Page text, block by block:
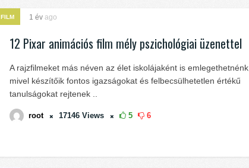
FILM 1 év ago
12 Pixar animációs film mély pszichológiai üzenettel
A rajzfilmeket más néven az élet iskolájaként is emlegethetnénk,
mivel készítőik fontos igazságokat és felbecsülhetetlen értékű
tanulságokat rejtenek ..
root 17146 Views 5 6